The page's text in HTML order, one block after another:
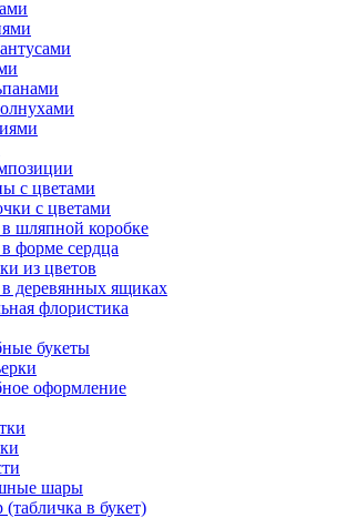
с цветами
с цветами
шляпной коробке
форме сердца
из цветов
деревянных ящиках
флористика
букеты
оформление
шары
(табличка в букет)